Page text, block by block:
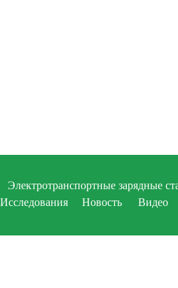
Электротранспортные зарядные
Исследования
Новость Видео